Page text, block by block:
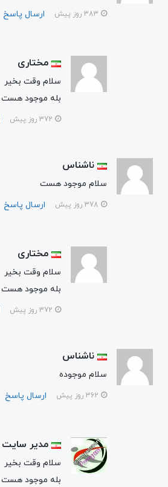
ارسال پاسخ
مختاری
سلام وقت بخیر
بله موجود هست
ناشناس
سلام موجود هست
ارسال پاسخ
مختاری
سلام وقت بخیر
بله موجود هست
ناشناس
سلام موجوده
ارسال پاسخ
مدیر سایت
سلام وقت بخیر
بله موجود هست